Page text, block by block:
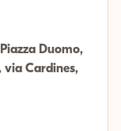
Duomo,
via Cardines,